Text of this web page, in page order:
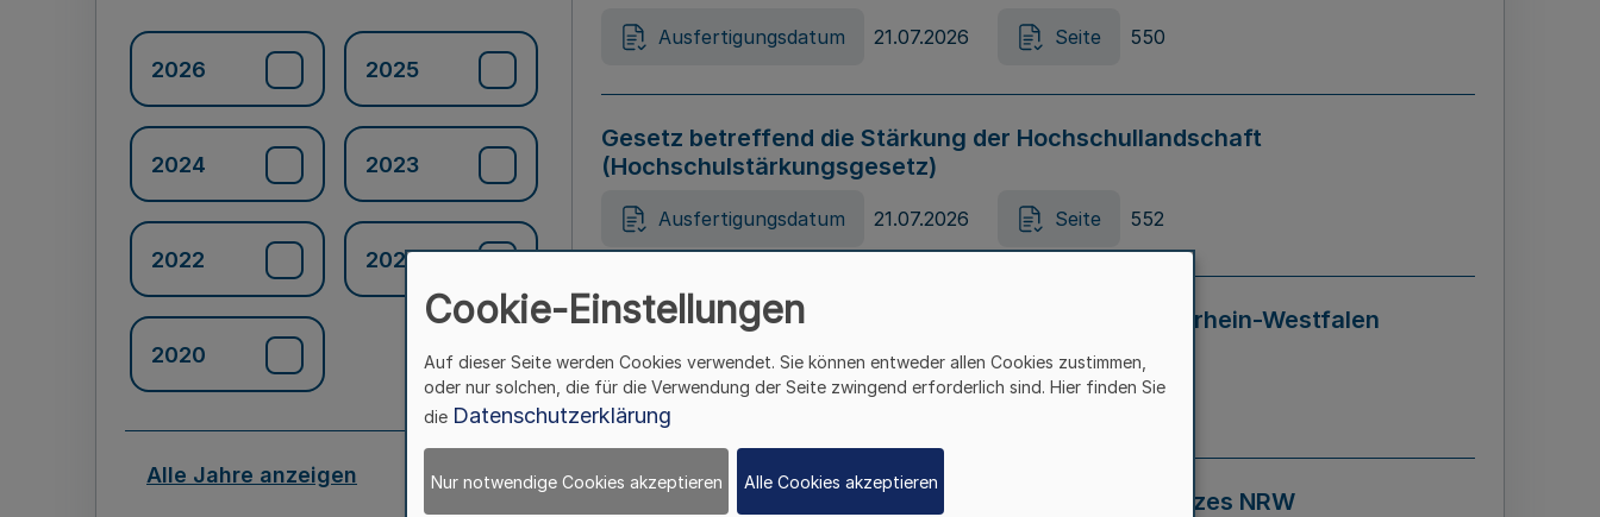
2026 2025
2024 2023
2022 2021
2020
Alle Jahre anzeigen
Ausfertigungsdatum 21.07.2026 Seite 550
Gesetz betreffend die Stärkung der Hochschullandschaft
(Hochschulstärkungsgesetz)
Ausfertigungsdatum 21.07.2026 Seite 552
Gesetz zur Vermeidung von Diskriminierung in Nordrhein-Westfalen
(Landesantidiskriminierungsgesetz – LADG NRW)
Ausfertigungsdatum 21.07.2026 Seite 595
Gesetz zur Änderung des Online-Casinospiel Gesetzes NRW
Cookie-Einstellungen
Auf dieser Seite werden Cookies verwendet. Sie können entweder allen Cookies zustimmen,
oder nur solchen, die für die Verwendung der Seite zwingend erforderlich sind. Hier finden Sie
die Datenschutzerklärung
Nur notwendige Cookies akzeptieren Alle Cookies akzeptieren